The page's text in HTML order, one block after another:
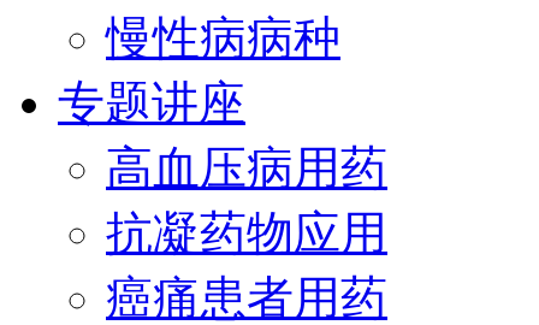
慢性病病种
专题讲座
高血压病用药
抗凝药物应用
癌痛患者用药